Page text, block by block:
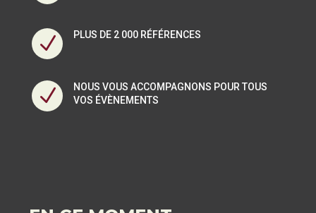
N PLUS DE 2 000 RÉFÉRENCES
N
NOUS VOUS ACCOMPAGNONS POUR TOUS
VOS ÉVÈNEMENTS